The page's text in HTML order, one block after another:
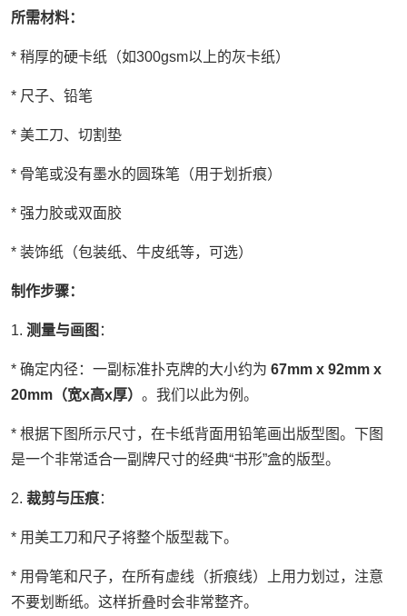
所需材料：
* 稍厚的硬卡纸（如300gsm以上的灰卡纸）
* 尺子、铅笔
* 美工刀、切割垫
* 骨笔或没有墨水的圆珠笔（用于划折痕）
* 强力胶或双面胶
* 装饰纸（包装纸、牛皮纸等，可选）
制作步骤：
1. 测量与画图 ：
* 确定内径：一副标准扑克牌的大小约为 67mm x 92mm x
20mm（宽x高x厚） 。我们以此为例。
* 根据下图所示尺寸，在卡纸背面用铅笔画出版型图。下图
是一个非常适合一副牌尺寸的经典“书形”盒的版型。
2. 裁剪与压痕：
* 用美工刀和尺子将整个版型裁下。
* 用骨笔和尺子，在所有虚线（折痕线）上用力划过，注意
不要划断纸。这样折叠时会非常整齐。